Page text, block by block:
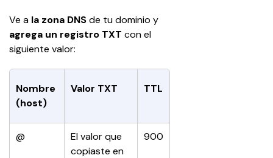
Ve a la zona DNS de tu dominio y
agrega un registro TXT con el
siguiente valor:
Nombre
(host)
Valor TXT TTL
@
El valor que
copiaste en
900